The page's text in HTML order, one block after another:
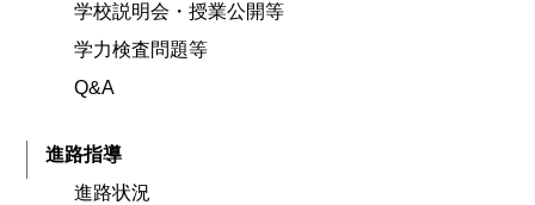
学校説明会・授業公開等
学力検査問題等
Q&A
進路指導
進路状況